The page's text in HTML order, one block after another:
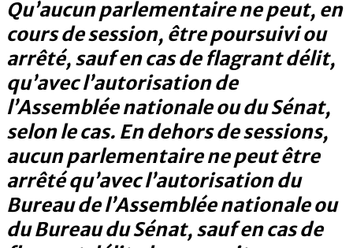
Qu’aucun parlementaire ne peut, en
cours de session, être poursuivi ou
arrêté, sauf en cas de flagrant délit,
qu’avec l’autorisation de
l’Assemblée nationale ou du Sénat,
selon le cas. En dehors de sessions,
aucun parlementaire ne peut être
arrêté qu’avec l’autorisation du
Bureau de l’Assemblée nationale ou
du Bureau du Sénat, sauf en cas de